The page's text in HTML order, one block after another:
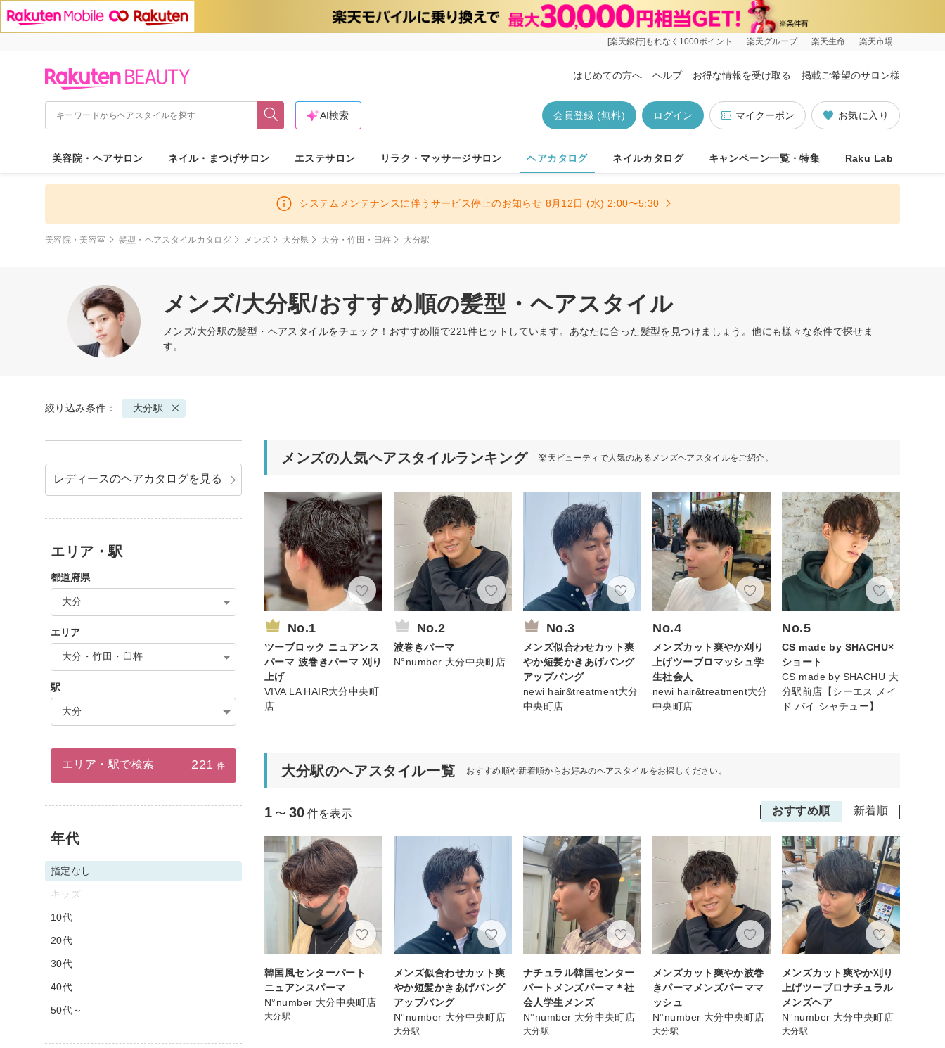
[楽天銀行]もれなく1000ポイント 楽天グループ 楽天生命 楽天市場
はじめての方へ ヘルプ お得な情報を受け取る 掲載ご希望のサロン様
お気に入り
マイクーポン
ログイン
会員登録 (無料)
AI検索
美容院・ヘアサロン ネイル・まつげサロン エステサロン リラク・マッサージサロン ヘアカタログ ネイルカタログ キャンペーン一覧・特集 Raku Lab
システムメンテナンスに伴うサービス停止のお知らせ 8月12日 (水) 2:00〜5:30
美容院・美容室 髪型・ヘアスタイルカタログ メンズ 大分県 大分・竹田・臼杵 大分駅
メンズ/大分駅/おすすめ順の髪型・ヘアスタイル
メンズ/大分駅の髪型・ヘアスタイルをチェック！おすすめ順で221件ヒットしています。あなたに合った髪型を見つけましょう。他にも様々な条件で探せま
す。
絞り込み条件： 大分駅
メンズの人気ヘアスタイルランキング 楽天ビューティで人気のあるメンズヘアスタイルをご紹介。
No.1
ツーブロック ニュアンス
パーマ 波巻きパーマ 刈り
上げ
VIVA LA HAIR大分中央町
店
No.2
波巻きパーマ
N°number 大分中央町店
No.3
メンズ似合わせカット爽
やか短髪かきあげバング
アップバング
newi hair&treatment大分
中央町店
No.4
メンズカット爽やか刈り
上げツーブロマッシュ学
生社会人
newi hair&treatment大分
中央町店
No.5
CS made by SHACHU×
ショート
CS made by SHACHU 大
分駅前店【シーエス メイ
ド バイ シャチュー】
大分駅のヘアスタイル一覧 おすすめ順や新着順からお好みのヘアスタイルをお探しください。
おすすめ順 新着順
1 〜 30 件を表示
韓国風センターパート
ニュアンスパーマ
N°number 大分中央町店
大分駅
メンズ似合わせカット爽
やか短髪かきあげバング
アップバング
N°number 大分中央町店
大分駅
ナチュラル韓国センター
パートメンズパーマ＊社
会人学生メンズ
N°number 大分中央町店
大分駅
メンズカット爽やか波巻
きパーマメンズパーママ
ッシュ
N°number 大分中央町店
大分駅
メンズカット爽やか刈り
上げツーブロナチュラル
メンズヘア
N°number 大分中央町店
大分駅
レディースのヘアカタログを見る
エリア・駅
都道府県
大分
エリア
大分・竹田・臼杵
駅
大分
エリア・駅で検索 221 件
年代
指定なし
キッズ
10代
20代
30代
40代
50代～